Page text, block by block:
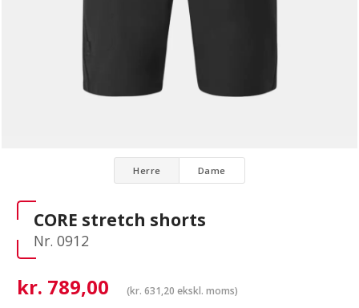
Herre Dame
CORE stretch shorts
Nr. 0912
kr. 789,00 (kr. 631,20 ekskl. moms)